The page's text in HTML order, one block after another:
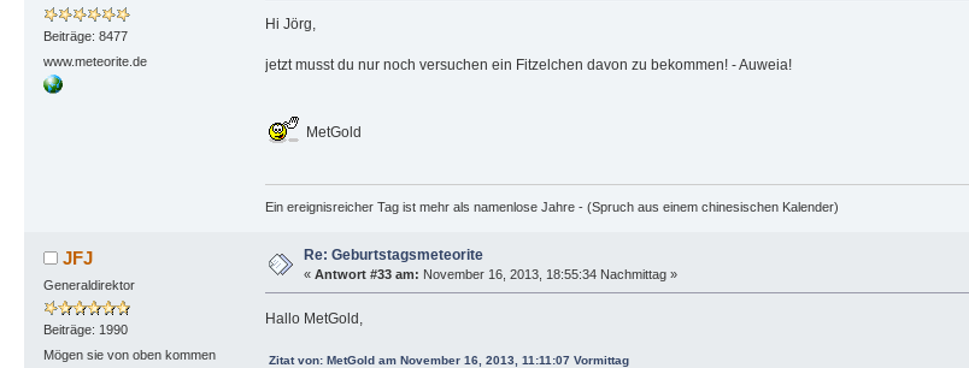
Beiträge: 8477
www.meteorite.de
Hi Jörg,
jetzt musst du nur noch versuchen ein Fitzelchen davon zu bekommen! - Auweia!
MetGold
Ein ereignisreicher Tag ist mehr als namenlose Jahre - (Spruch aus einem chinesischen Kalender)
JFJ
Generaldirektor
Beiträge: 1990
Mögen sie von oben kommen
Re: Geburtstagsmeteorite
« Antwort #33 am: November 16, 2013, 18:55:34 Nachmittag »
Hallo MetGold,
Zitat von: MetGold am November 16, 2013, 11:11:07 Vormittag